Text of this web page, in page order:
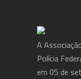
A
Polícia
em 05 de